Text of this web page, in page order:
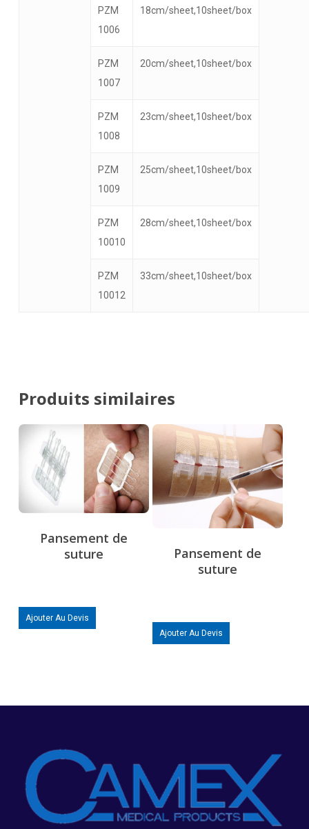
PZM
1006
18cm/sheet,10sheet/box
PZM
1007
20cm/sheet,10sheet/box
PZM
1008
23cm/sheet,10sheet/box
PZM
1009
25cm/sheet,10sheet/box
PZM
10010
28cm/sheet,10sheet/box
PZM
10012
33cm/sheet,10sheet/box
Produits similaires
Pansement de
suture
Ajouter Au Devis
Pansement de
suture
Ajouter Au Devis